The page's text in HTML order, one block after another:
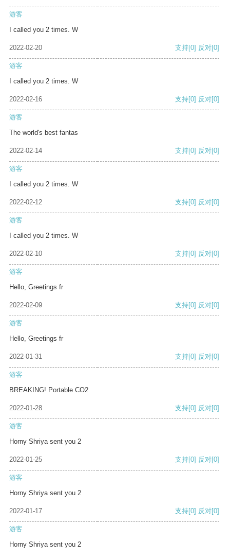
游客
I called you 2 times. W
2022-02-20 支持[0] 反对[0]
游客
I called you 2 times. W
2022-02-16 支持[0] 反对[0]
游客
The world's best fantas
2022-02-14 支持[0] 反对[0]
游客
I called you 2 times. W
2022-02-12 支持[0] 反对[0]
游客
I called you 2 times. W
2022-02-10 支持[0] 反对[0]
游客
Hello, Greetings fr
2022-02-09 支持[0] 反对[0]
游客
Hello, Greetings fr
2022-01-31 支持[0] 反对[0]
游客
BREAKING! Portable CO2
2022-01-28 支持[0] 反对[0]
游客
Horny Shriya sent you 2
2022-01-25 支持[0] 反对[0]
游客
Horny Shriya sent you 2
2022-01-17 支持[0] 反对[0]
游客
Horny Shriya sent you 2